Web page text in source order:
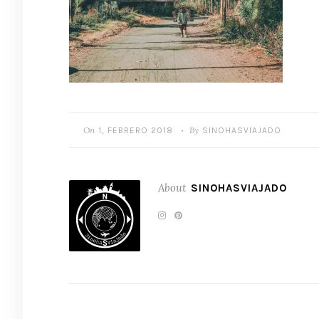
On 1, FEBRERO 2018 • By SINOHASVIAJADO
About SINOHASVIAJADO